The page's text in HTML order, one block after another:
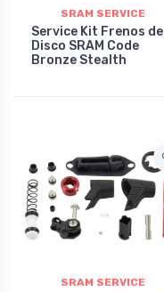
SRAM SERVICE
Service Kit Frenos de
Disco SRAM Code
Bronze Stealth
SRAM SERVICE